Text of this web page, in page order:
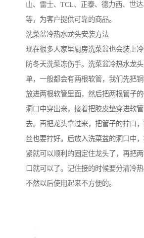
山、雷士、TCL、正泰、德力西、世
等，为客户提供可靠的商品。
洗菜盆冷热水龙头安装方法
现在很多人家里厨房洗菜盆也会装上
防冬天洗菜冻伤手。洗菜盆冷热水龙
单，一般都会有两根软管，我们先把
放进两根软管里面，然后把两根管子
洞口中穿出来，接着把胶皮垫穿进软
去。再把龙头拿过来，把管子的拧口
丝也要拧好。后放入洗菜盆的洞口中
紧就可以顺利的固定住龙头了，再把
口就可以了。记住接的时候要分清冷热
不然以后使用起来不方便的。